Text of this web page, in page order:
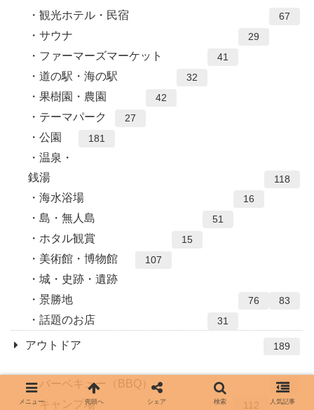
観光ホテル・民宿 67
サウナ 29
ファーマーズマーケット 41
道の駅・海の駅 32
果樹園・農園 42
テーマパーク 27
公園 181
温泉・
銭湯
118
海水浴場 16
島・無人島 51
ホタル観賞 15
美術館・博物館 107
城・史跡・遺跡
83
景勝地 76
話題のお店 31
アウトドア 189
バーベキュー（BBQ） 23
キャンプ場 112
メニュー 先頭へ シェア 検索 人気記事